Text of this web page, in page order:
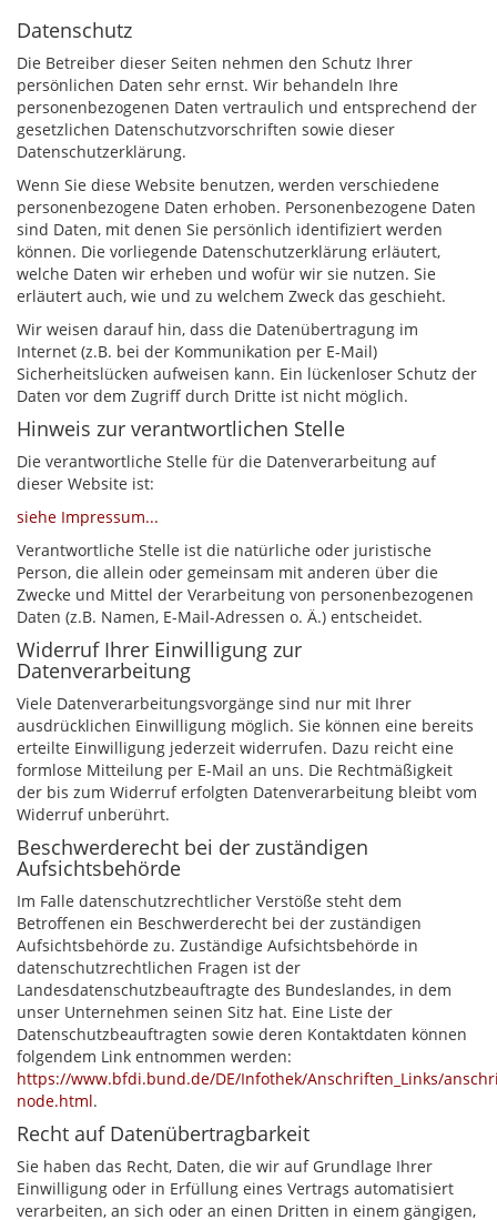
Datenschutz
Die Betreiber dieser Seiten nehmen den Schutz Ihrer
persönlichen Daten sehr ernst. Wir behandeln Ihre
personenbezogenen Daten vertraulich und entsprechend der
gesetzlichen Datenschutzvorschriften sowie dieser
Datenschutzerklärung.
Wenn Sie diese Website benutzen, werden verschiedene
personenbezogene Daten erhoben. Personenbezogene Daten
sind Daten, mit denen Sie persönlich identifiziert werden
können. Die vorliegende Datenschutzerklärung erläutert,
welche Daten wir erheben und wofür wir sie nutzen. Sie
erläutert auch, wie und zu welchem Zweck das geschieht.
Wir weisen darauf hin, dass die Datenübertragung im
Internet (z.B. bei der Kommunikation per E-Mail)
Sicherheitslücken aufweisen kann. Ein lückenloser Schutz der
Daten vor dem Zugriff durch Dritte ist nicht möglich.
Hinweis zur verantwortlichen Stelle
Die verantwortliche Stelle für die Datenverarbeitung auf
dieser Website ist:
siehe Impressum...
Verantwortliche Stelle ist die natürliche oder juristische
Person, die allein oder gemeinsam mit anderen über die
Zwecke und Mittel der Verarbeitung von personenbezogenen
Daten (z.B. Namen, E-Mail-Adressen o. Ä.) entscheidet.
Widerruf Ihrer Einwilligung zur
Datenverarbeitung
Viele Datenverarbeitungsvorgänge sind nur mit Ihrer
ausdrücklichen Einwilligung möglich. Sie können eine bereits
erteilte Einwilligung jederzeit widerrufen. Dazu reicht eine
formlose Mitteilung per E-Mail an uns. Die Rechtmäßigkeit
der bis zum Widerruf erfolgten Datenverarbeitung bleibt vom
Widerruf unberührt.
Beschwerderecht bei der zuständigen
Aufsichtsbehörde
Im Falle datenschutzrechtlicher Verstöße steht dem
Betroffenen ein Beschwerderecht bei der zuständigen
Aufsichtsbehörde zu. Zuständige Aufsichtsbehörde in
datenschutzrechtlichen Fragen ist der
Landesdatenschutzbeauftragte des Bundeslandes, in dem
unser Unternehmen seinen Sitz hat. Eine Liste der
Datenschutzbeauftragten sowie deren Kontaktdaten können
folgendem Link entnommen werden:
https://www.bfdi.bund.de/DE/Infothek/Anschriften_Links/
node.html.
Recht auf Datenübertragbarkeit
Sie haben das Recht, Daten, die wir auf Grundlage Ihrer
Einwilligung oder in Erfüllung eines Vertrags automatisiert
verarbeiten, an sich oder an einen Dritten in einem gängigen,